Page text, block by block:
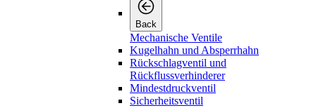
Back
Mechanische Ventile
Kugelhahn und Absperrhahn
Rückschlagventil und
Rückflussverhinderer
Mindestdruckventil
Sicherheitsventil